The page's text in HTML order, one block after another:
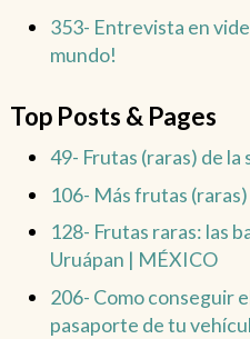
353- Entrevista en
mundo!
Top Posts & Pages
49- Frutas (raras) de la
106- Más frutas
128- Frutas raras: las
Uruápan | MÉXICO
206- Como conseguir
pasaporte de tu